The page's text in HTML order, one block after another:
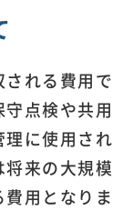
れる費用で
点検や共用
に使用され
来の大規模
用となりま